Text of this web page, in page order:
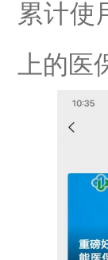
累计使
上的